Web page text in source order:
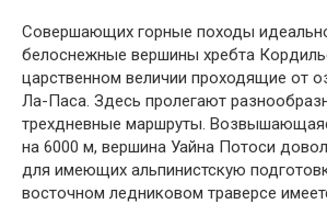
Совершающих горные походы
белоснежные вершины хребта
царственном величии проходящие от
Ла-Паса. Здесь пролегают
трехдневные маршруты.
на 6000 м, вершина Уайна Потоси
для имеющих альпинистскую
восточном ледниковом траверсе